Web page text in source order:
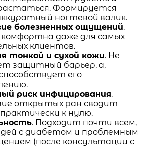
Формируется
ногтевой валик.
болезненных ощущений.
даже для самых
клиентов.
тонкой и сухой кожи. Не
защитный барьер, а,
его
риск инфицирования.
открытых ран сводит
к нулю.
. Подходит почти всем,
с диабетом и проблемным
(после консультации с